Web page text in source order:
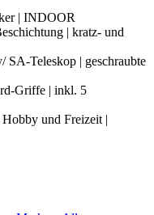
| INDOOR
| kratz- und
SA-Teleskop | geschraubte
Griffe | inkl. 5
und Freizeit |